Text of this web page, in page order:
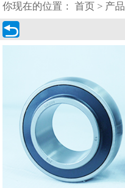
你现在的位置： 首页 > 产
